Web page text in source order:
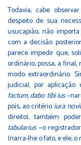
Todavia, cabe
despeito de sua
usucapião, não
com a decisão
parece impedir que,
ordinário, possa, a
modo extraordinário.
judicial, por
factum, dabo tibi ius
pois, ao critério iura
direito), também
tabularius−o
(narra-lhe o fato, e ele,